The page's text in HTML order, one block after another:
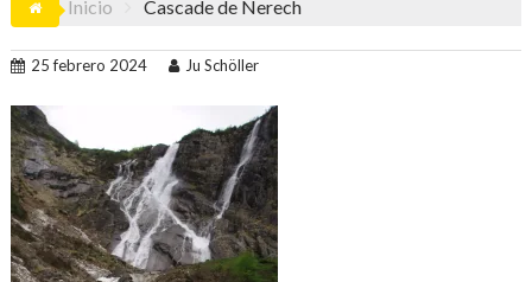
Inicio Cascade de Nerech
25 febrero 2024 Ju Schöller